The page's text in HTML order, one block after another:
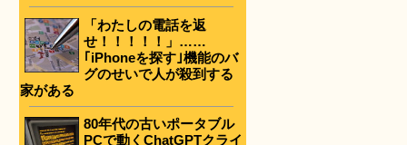
「わたしの電話を返
せ！！！！！」……
｢iPhoneを探す｣機能のバ
グのせいで人が殺到する
家がある
80年代の古いポータブル
PCで動くChatGPTクライ